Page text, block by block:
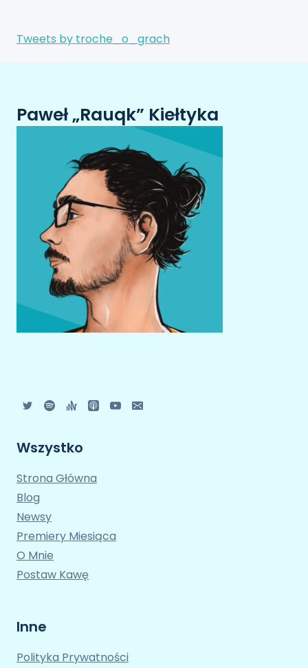
Tweets by troche_o_grach
Paweł „Rauqk” Kiełtyka
Wszystko
Strona Główna
Blog
Newsy
Premiery Miesiąca
O Mnie
Postaw Kawę
Inne
Polityka Prywatności